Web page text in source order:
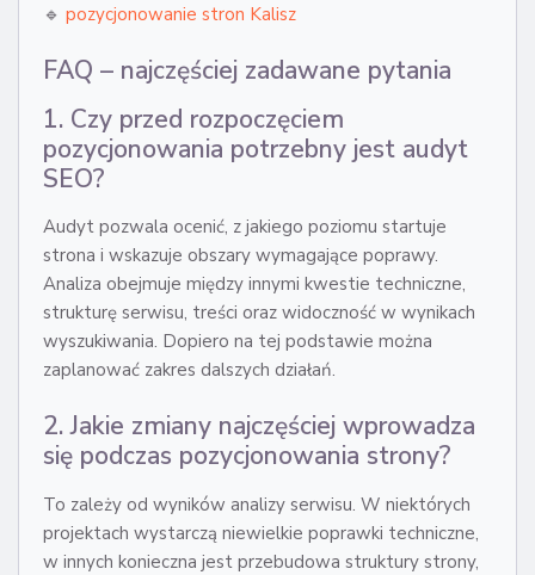
🔹 pozycjonowanie stron Kalisz
FAQ – najczęściej zadawane pytania
1. Czy przed rozpoczęciem
pozycjonowania potrzebny jest audyt
SEO?
Audyt pozwala ocenić, z jakiego poziomu startuje
strona i wskazuje obszary wymagające poprawy.
Analiza obejmuje między innymi kwestie techniczne,
strukturę serwisu, treści oraz widoczność w wynikach
wyszukiwania. Dopiero na tej podstawie można
zaplanować zakres dalszych działań.
2. Jakie zmiany najczęściej wprowadza
się podczas pozycjonowania strony?
To zależy od wyników analizy serwisu. W niektórych
projektach wystarczą niewielkie poprawki techniczne,
w innych konieczna jest przebudowa struktury strony,